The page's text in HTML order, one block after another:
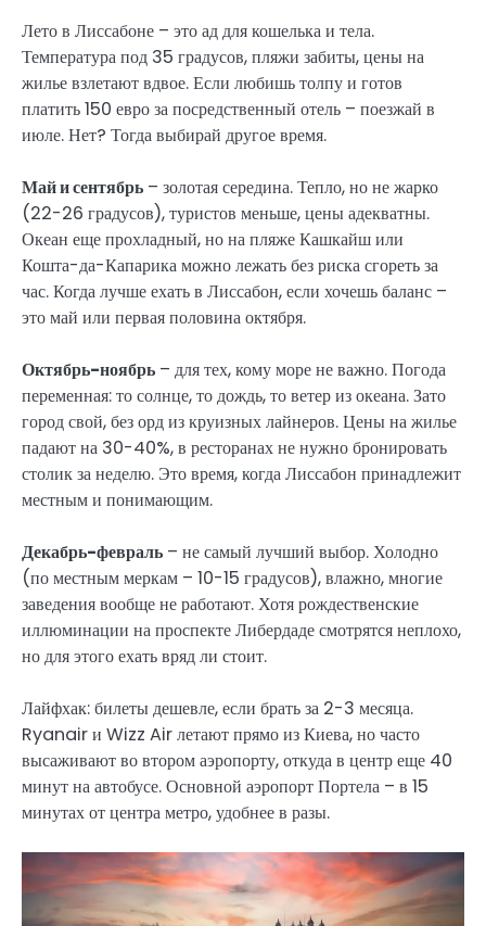
Лето в Лиссабоне – это ад для кошелька и тела.
Температура под 35 градусов, пляжи забиты, цены на
жилье взлетают вдвое. Если любишь толпу и готов
платить 150 евро за посредственный отель – поезжай в
июле. Нет? Тогда выбирай другое время.
Май и сентябрь – золотая середина. Тепло, но не жарко
(22-26 градусов), туристов меньше, цены адекватны.
Океан еще прохладный, но на пляже Кашкайш или
Кошта-да-Капарика можно лежать без риска сгореть за
час. Когда лучше ехать в Лиссабон, если хочешь баланс –
это май или первая половина октября.
Октябрь-ноябрь – для тех, кому море не важно. Погода
переменная: то солнце, то дождь, то ветер из океана. Зато
город свой, без орд из круизных лайнеров. Цены на жилье
падают на 30-40%, в ресторанах не нужно бронировать
столик за неделю. Это время, когда Лиссабон принадлежит
местным и понимающим.
Декабрь-февраль – не самый лучший выбор. Холодно
(по местным меркам – 10-15 градусов), влажно, многие
заведения вообще не работают. Хотя рождественские
иллюминации на проспекте Либердаде смотрятся неплохо,
но для этого ехать вряд ли стоит.
Лайфхак: билеты дешевле, если брать за 2-3 месяца.
Ryanair и Wizz Air летают прямо из Киева, но часто
высаживают во втором аэропорту, откуда в центр еще 40
минут на автобусе. Основной аэропорт Портела – в 15
минутах от центра метро, ​​удобнее в разы.